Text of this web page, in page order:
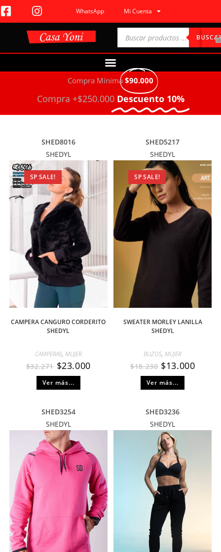
WhatsApp Mi Cuenta
Compra Mínima $90.000
Compra +$250.000 Descuento 10%
SHED8016
SHEDYL
SP SALE!
CAMPERA CANGURO CORDERITO
SHEDYL
CAMPERAS, MUJER
$32.271 $23.000
Ver más...
SHED5217
SHEDYL
SP SALE!
SWEATER MORLEY LANILLA
SHEDYL
BUZOS,MUJER
$18.230 $13.000
Ver más...
SHED3254
SHEDYL
SHED3236
SHEDYL